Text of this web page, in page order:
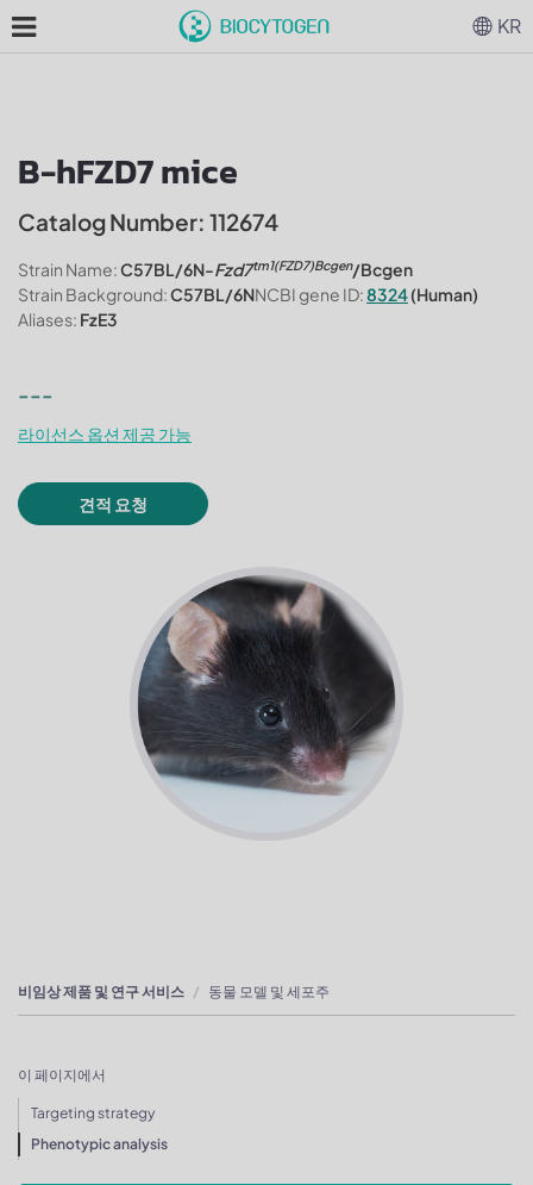
B-hFZD7 mice
Catalog Number: 112674
Strain Name:C57BL/6N-Fzd7tm1(FZD7)Bcgen/Bcgen
Strain Background:C57BL/6NNCBI gene ID:8324(Human)
Aliases: FzE3
---
라이선스 옵션 제공 가능
견적 요청
비임상 제품 및 연구 서비스 동물 모델 및 세포주
이 페이지에서
Targeting strategy
Phenotypic analysis
KR